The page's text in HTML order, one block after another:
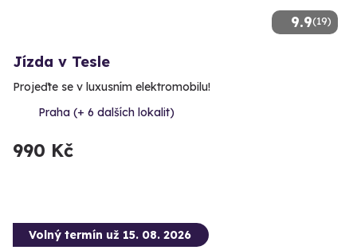
9.9(19)
Jízda v Tesle
Projeďte se v luxusním elektromobilu!
Praha (+ 6 dalších lokalit)
990 Kč
Volný termín už 15. 08. 2026